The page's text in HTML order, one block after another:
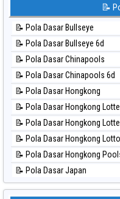
⚽ Bola Hitam Taiwan
📊 Statistik Kuda Lari
📊 Statistik Magnum
📊 Statistik Nagoya
📊 Statistik New York Midday
📊 Statistik North Carolina Day
📊 Statistik Pcso
📊 Statistik Pennsylvania Day
📊 Statistik Sao Paulo
📊 Statistik Singapore
📊 Statistik Sydney
📊 Statistik Sydney Lottery
📊 Statistik Sydney Lottery 6d
📝
📝 Pola Dasar Bullseye
📝 Pola Dasar Bullseye 6d
📝 Pola Dasar Chinapools
📝 Pola Dasar Chinapools 6d
📝 Pola Dasar Hongkong
📝 Pola Dasar Hongkong
📝 Pola Dasar Hongkong
📝 Pola Dasar Hongkong Lotto
📝 Pola Dasar Hongkong
📝 Pola Dasar Japan
📝 Pola Dasar Japan 6d